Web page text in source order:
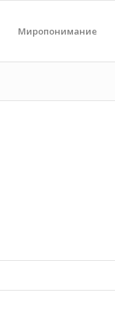
Миропонимание